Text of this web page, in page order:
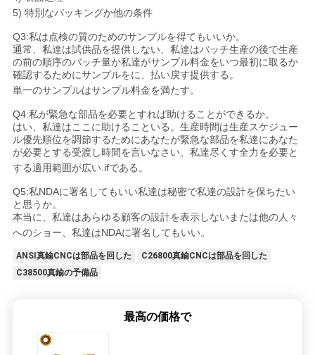
5) 特別なパッキングか他の条件
Q3:私は点検の質のためのサンプルを得てもいいか。
通常、私達は試供品を提供しない、私達はバッチ生産の後で生産
の前の順序のバッチ量か私達がサンプル料金をいつ最初に取るか
確認するためにサンプルをに、払い戻す提供する。
単一のサンプルはサンプル料金を満たす。
Q4:私が緊急な部品を必要とすれば助けることができるか。
はい、私達はここに助けることいる。生産時間は生産スケジュー
ル優先順位を調節するためにあなたが緊急な部品を私達にあなた
が必要とする受渡し時間を言いなさい、私達尽くす全力を必要と
する適用範囲が広い.ifである。
Q5:私NDAに署名してもいい私達は秘密で私達の設計を保ちたい
と思うか。
本当に、私達はあらゆる顧客の設計を表示しないまたは他の人々
へのショー、私達はNDAに署名してもいい。
ANSI真鍮CNCは部品を回した
C26800真鍮CNCは部品を回した
C38500真鍮の予備品
最高の価格で